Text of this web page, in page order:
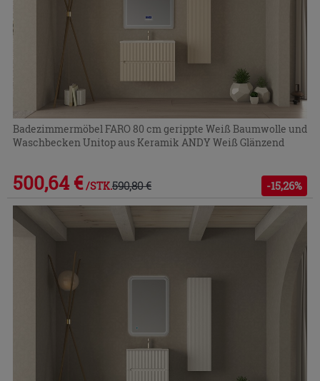
Badezimmermöbel FARO 80 cm gerippte Weiß Baumwolle und
Waschbecken Unitop aus Keramik ANDY Weiß Glänzend
500,64 € /STK.590,80 € -15,26%